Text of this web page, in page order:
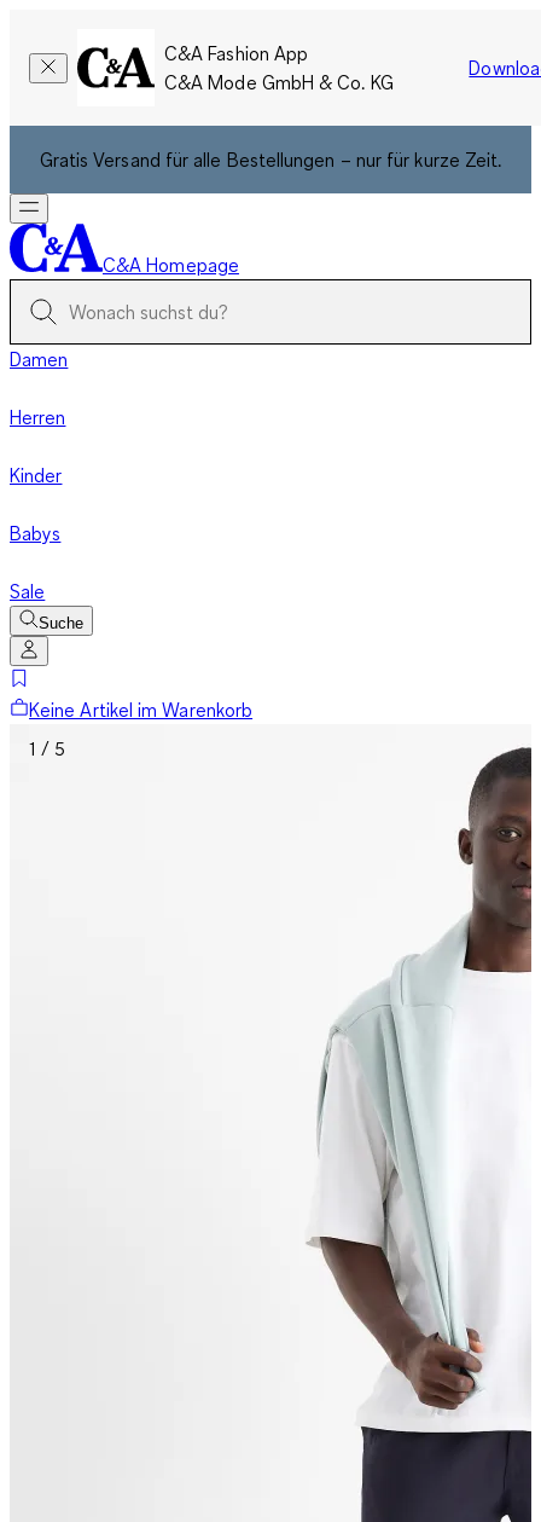
C&A Fashion App
C&A Mode GmbH & Co. KG
Gratis Versand für alle Bestellungen – nur für kurze Zeit.
C&A Homepage
Damen
Herren
Kinder
Babys
Sale
Suche
Keine Artikel im Warenkorb
1 / 5